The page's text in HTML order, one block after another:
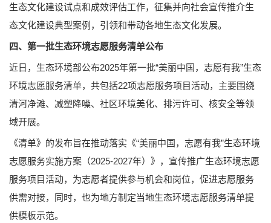
生态文化建设试点和成效评估工作，征集并向社会宣传推介生
态文化建设典型案例，引领和带动各地生态文化发展。
四、第一批生态环境志愿服务清单公布
近日，生态环境部公布2025年第一批“美丽中国，志愿有我”生态
环境志愿服务清单，共包括22项志愿服务项目活动，主要围绕
清河净滩、减塑降噪、社区环境美化、排污许可、核安全等领
域开展。
《清单》的发布旨在推动落实《“美丽中国，志愿有我”生态环境
志愿服务实施方案（2025-2027年）》，宣传推广生态环境志愿
服务项目活动，为志愿者提供参与机会和岗位，促进志愿服务
供需对接，同时，也为地方制定当地生态环境志愿服务清单提
供模板示范。